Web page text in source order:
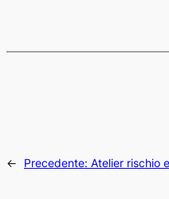
← Precedente: Atelier rischio